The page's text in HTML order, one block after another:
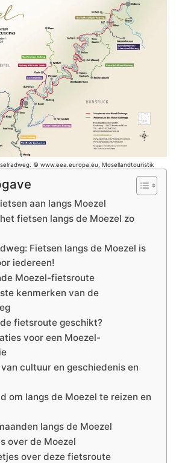
© www.eea.europa.eu, Mosellandtouristik
aan langs Moezel
fietsen langs de Moezel zo
Fietsen langs de Moezel is
iedereen!
Moezel-fietsroute
kenmerken van de
fietsroute geschikt?
voor een Moezel-
cultuur en geschiedenis en
om langs de Moezel te reizen en
langs de Moezel
over de Moezel
over deze fietsroute